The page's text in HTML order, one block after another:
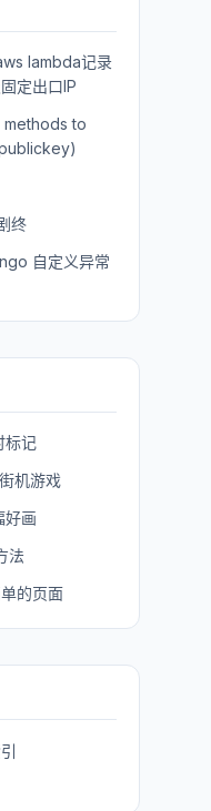
lambda记录
定出口IP
to
终
自定义异常
标记
机游戏
好画
法
的页面